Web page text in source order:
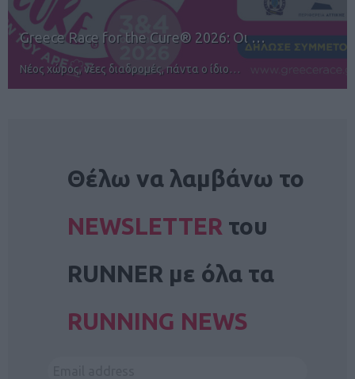
Greece Race for the Cure® 2026: Οι …
Νέος χώρος, νέες διαδρομές, πάντα ο ίδιο…
Θέλω να λαμβάνω το
NEWSLETTER του
RUNNER με όλα τα
RUNNING NEWS